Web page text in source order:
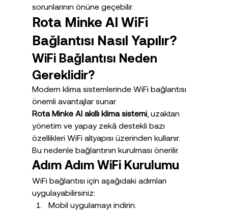
sorunlarının önüne geçebilir.
Rota Minke AI WiFi
Bağlantısı Nasıl Yapılır?
WiFi Bağlantısı Neden
Gereklidir?
Modern klima sistemlerinde WiFi bağlantısı
önemli avantajlar sunar.
Rota Minke AI akıllı klima sistemi, uzaktan
yönetim ve yapay zekâ destekli bazı
özellikleri WiFi altyapısı üzerinden kullanır.
Bu nedenle bağlantının kurulması önerilir.
Adım Adım WiFi Kurulumu
WiFi bağlantısı için aşağıdaki adımları
uygulayabilirsiniz:
Mobil uygulamayı indirin.